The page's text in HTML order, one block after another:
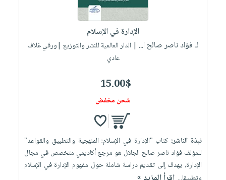
الإدارة في الإسلام
لـ فؤاد ناصر صالح ا... | الدار العالمية للنشر والتوزيع |ورقي غلاف
عادي
15.00$
شحن مخفض
نبذة الناشر: كتاب "الإدارة في الإسلام: المنهجية والتطبيق والقواعد"
للمؤلف فؤاد ناصر صالح الجلال هو مرجع أكاديمي متخصص في مجال
الإدارة، يهدف إلى تقديم دراسة شاملة حول مفهوم الإدارة في الإسلام